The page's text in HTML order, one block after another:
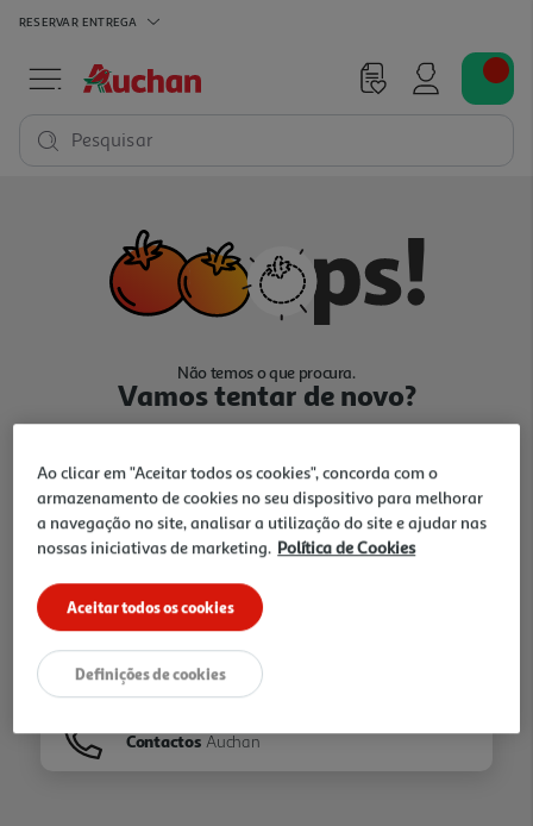
RESERVAR ENTREGA
Pesquisar
Não temos o que procura.
Vamos tentar de novo?
Ir para Homepage
Folhetos
Contactos Auchan
Ao clicar em "Aceitar todos os cookies", concorda com o
armazenamento de cookies no seu dispositivo para melhorar
a navegação no site, analisar a utilização do site e ajudar nas
nossas iniciativas de marketing. Política de Cookies
Aceitar todos os cookies
Definições de cookies